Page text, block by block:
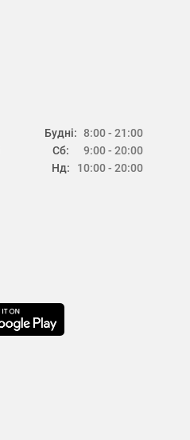
Будні:
Сб:
Нд:
8:00 - 21:00
9:00 - 20:00
10:00 - 20:00